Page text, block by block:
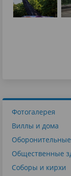
Фотогалерея
Виллы и дома
Общественные
Соборы и кирхи